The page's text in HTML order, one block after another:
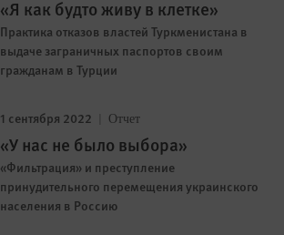
«Я как будто живу в клетке»
Практика отказов властей Туркменистана в
выдаче заграничных паспортов своим
гражданам в Турции
1 сентября 2022 Отчет
«У нас не было выбора»
«Фильтрация» и преступление
принудительного перемещения украинского
населения в Россию